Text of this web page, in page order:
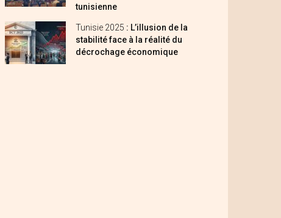
tunisienne
Tunisie 2025 : L’illusion de la
stabilité face à la réalité du
décrochage économique